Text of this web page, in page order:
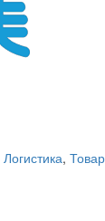
Логистика,